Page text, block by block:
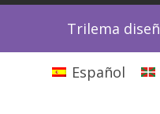
Trilema
Español